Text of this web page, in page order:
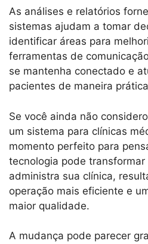
As análises e relatórios
sistemas ajudam a tomar
identificar áreas para
ferramentas de
se mantenha conectado e
pacientes de maneira
Se você ainda não
um sistema para clínicas
momento perfeito para
tecnologia pode
administra sua clínica,
operação mais eficiente e
maior qualidade.
A mudança pode parecer